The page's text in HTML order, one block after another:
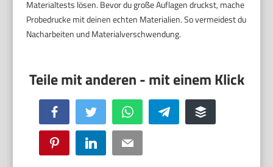
Materialtests lösen. Bevor du große Auflagen druckst, mache
Probedrucke mit deinen echten Materialien. So vermeidest du
Nacharbeiten und Materialverschwendung.
Facebook Twitter WhatsApp Telegram Buffer
Pinterest LinkedIn Email